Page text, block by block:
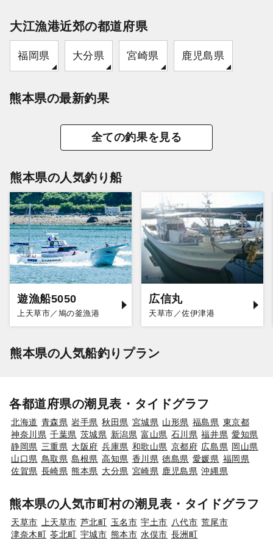
大江漁港近郊の都道府県
福岡県 大分県 宮崎県 鹿児島県
熊本県の最新釣果
全ての釣果を見る
熊本県の人気釣り船
遊漁船5050
上天草市／鳩の釜漁港
広信丸
天草市／佐伊津港
熊本県の人気船釣りプラン
各都道府県の潮見表・タイドグラフ
北海道 青森県 岩手県 秋田県 宮城県 山形県 福島県 東京都
神奈川県 千葉県 茨城県 新潟県 富山県 石川県 福井県 愛知県
静岡県 三重県 大阪府 兵庫県 和歌山県 京都府 広島県 岡山県
山口県 鳥取県 島根県 高知県 香川県 徳島県 愛媛県 福岡県
佐賀県 長崎県 熊本県 大分県 宮崎県 鹿児島県 沖縄県
熊本県の人気市町村の潮見表・タイドグラフ
天草市 上天草市 芦北町 玉名市 宇土市 八代市 荒尾市
津奈木町 苓北町 宇城市 熊本市 水俣市 長洲町